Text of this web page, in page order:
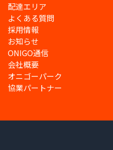
配達エリア
よくある質問
採用情報
お知らせ
ONIGO通信
会社概要
オニゴーパーク
協業パートナー